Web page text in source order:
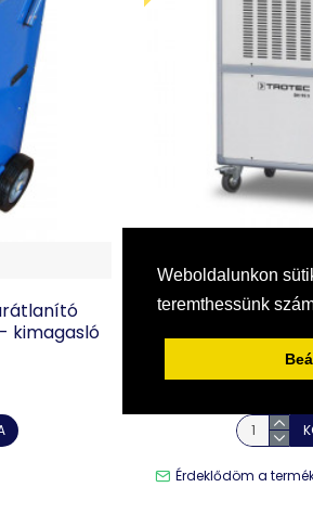
Weboldalunkon
teremthessünk
kimagasló
Trotec DH 95 S
130
Érdeklődöm a